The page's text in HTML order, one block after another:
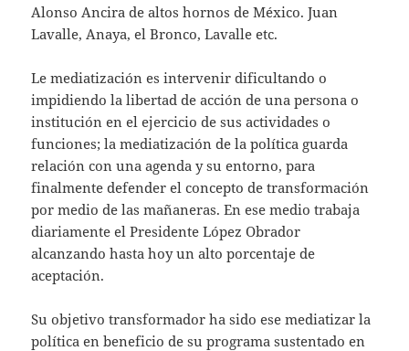
Alonso Ancira de altos hornos de México. Juan
Lavalle, Anaya, el Bronco, Lavalle etc.
Le mediatización es intervenir dificultando o
impidiendo la libertad de acción de una persona o
institución en el ejercicio de sus actividades o
funciones; la mediatización de la política guarda
relación con una agenda y su entorno, para
finalmente defender el concepto de transformación
por medio de las mañaneras. En ese medio trabaja
diariamente el Presidente López Obrador
alcanzando hasta hoy un alto porcentaje de
aceptación.
Su objetivo transformador ha sido ese mediatizar la
política en beneficio de su programa sustentado en